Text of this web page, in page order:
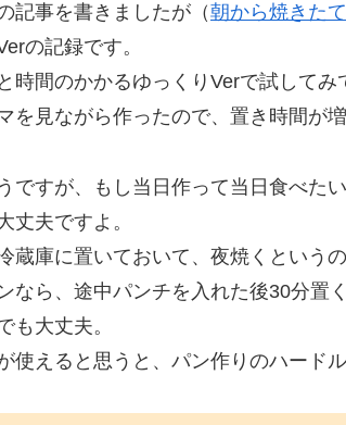
記事を書きましたが（朝から焼きた
の記録です。
時間のかかるゆっくりVerで試して
を見ながら作ったので、置き時間が増
ですが、もし当日作って当日食べた
丈夫ですよ。
蔵庫に置いておいて、夜焼くという
なら、途中パンチを入れた後30分置
も大丈夫。
使えると思うと、パン作りのハード